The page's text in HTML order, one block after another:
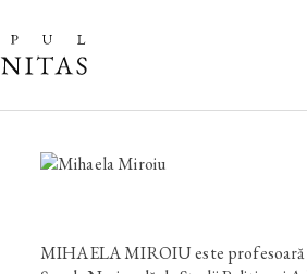
MIHAELA MIROIU este profesoară